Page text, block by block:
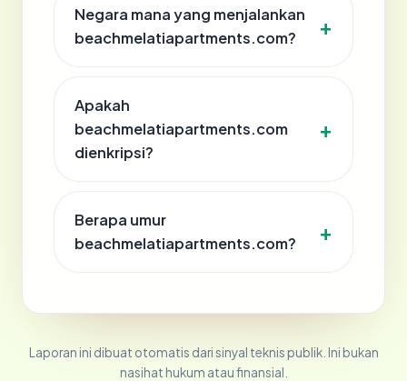
Negara mana yang menjalankan
beachmelatiapartments.com?
Apakah
beachmelatiapartments.com
dienkripsi?
Berapa umur
beachmelatiapartments.com?
Laporan ini dibuat otomatis dari sinyal teknis publik. Ini bukan
nasihat hukum atau finansial.